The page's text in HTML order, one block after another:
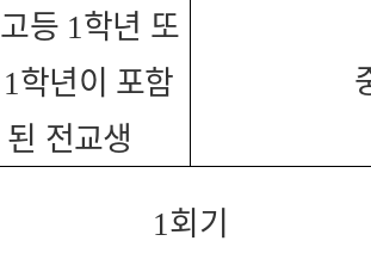
고등 1학년 또
1학년이 포함
된 전교생
1회기